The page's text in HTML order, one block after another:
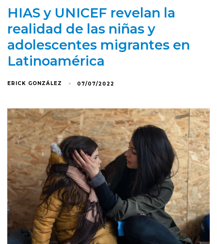
HIAS y UNICEF revelan la
realidad de las niñas y
adolescentes migrantes en
Latinoamérica
ERICK GONZÁLEZ 07/07/2022